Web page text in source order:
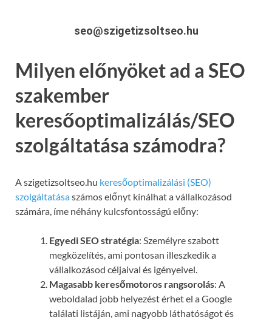
seo@szigetizsoltseo.hu
Milyen előnyöket ad a SEO
szakember
keresőoptimalizálás/SEO
szolgáltatása számodra?
A szigetizsoltseo.hu keresőoptimalizálási (SEO)
szolgáltatásaszámos előnyt kínálhat a vállalkozásod
számára, íme néhány kulcsfontosságú előny:
Egyedi SEO stratégia: Személyre szabott
megközelítés, ami pontosan illeszkedik a
vállalkozásod céljaival és igényeivel.
Magasabb keresőmotoros rangsorolás: A
weboldalad jobb helyezést érhet el a Google
találati listáján, ami nagyobb láthatóságot és